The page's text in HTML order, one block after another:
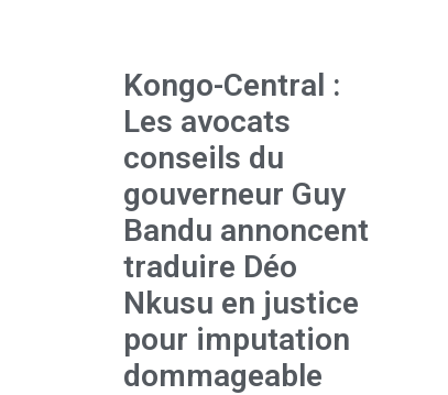
Kongo-Central :
Les avocats
conseils du
gouverneur Guy
Bandu annoncent
traduire Déo
Nkusu en justice
pour imputation
dommageable